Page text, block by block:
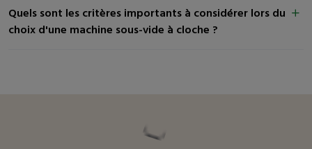
Quels sont les critères importants à considérer lors du
choix d'une machine sous-vide à cloche ?